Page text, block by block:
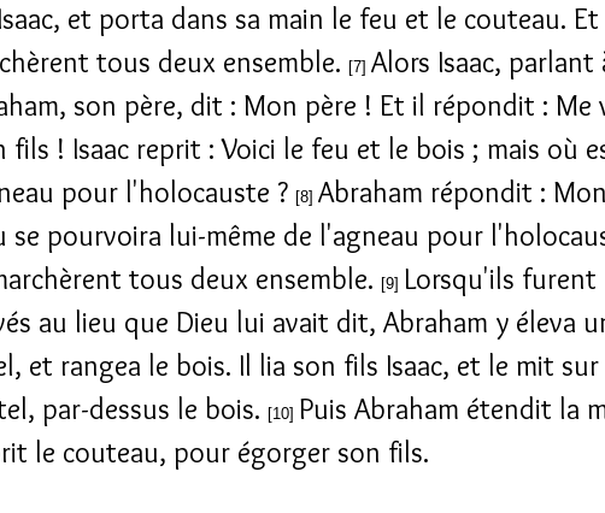
et porta dans sa main le feu et le couteau. Et
tous deux ensemble. [7] Alors Isaac, parlant
son père, dit : Mon père ! Et il répondit : Me
fils ! Isaac reprit : Voici le feu et le bois ; mais où
pour l'holocauste ? [8] Abraham répondit :
se pourvoira lui-même de l'agneau pour
tous deux ensemble. [9] Lorsqu'ils furent
au lieu que Dieu lui avait dit, Abraham y éleva
et rangea le bois. Il lia son fils Isaac, et le mit sur
par-dessus le bois. [10] Puis Abraham étendit la
le couteau, pour égorger son fils.